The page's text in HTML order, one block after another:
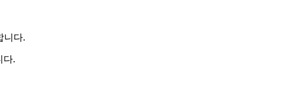
니다.
다.